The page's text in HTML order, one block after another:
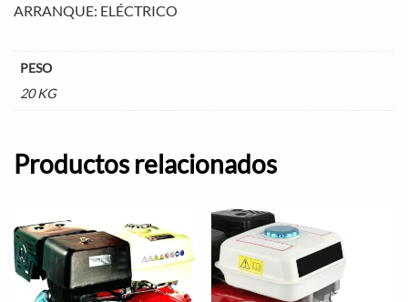
ARRANQUE: ELÉCTRICO
PESO
20 KG
Productos relacionados